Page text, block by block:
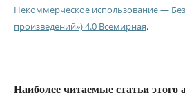
Некоммерческое использование —
произведений») 4.0 Всемирная.
Наиболее читаемые статьи этого